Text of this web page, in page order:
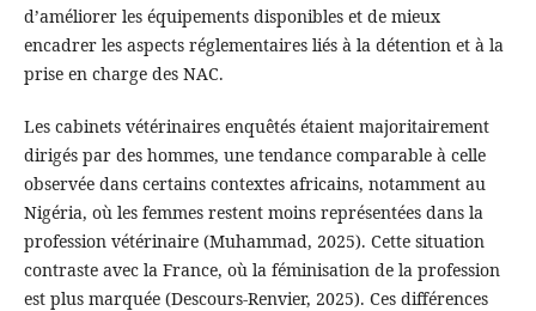
d’améliorer les équipements disponibles et de mieux
encadrer les aspects réglementaires liés à la détention et à la
prise en charge des NAC.
Les cabinets vétérinaires enquêtés étaient majoritairement
dirigés par des hommes, une tendance comparable à celle
observée dans certains contextes africains, notamment au
Nigéria, où les femmes restent moins représentées dans la
profession vétérinaire (Muhammad, 2025). Cette situation
contraste avec la France, où la féminisation de la profession
est plus marquée (Descours-Renvier, 2025). Ces différences